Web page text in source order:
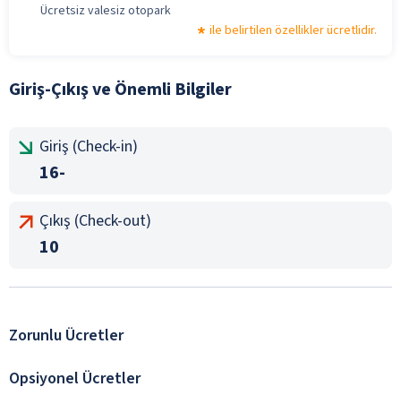
Ücretsiz valesiz otopark
ile belirtilen özellikler ücretlidir.
Giriş-Çıkış ve Önemli Bilgiler
Giriş (Check-in)
16-
Çıkış (Check-out)
10
Zorunlu Ücretler
Opsiyonel Ücretler